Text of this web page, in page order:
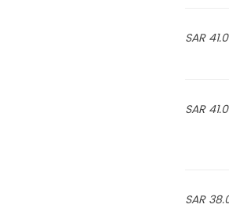
41.0 SAR
41.0 SAR
38.0